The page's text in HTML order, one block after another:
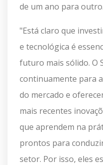
de um ano para outro.
"Está claro que
e tecnológica é
futuro mais sólido. O
continuamente para
do mercado e
mais recentes
que aprendem na
prontos para
setor. Por isso, eles